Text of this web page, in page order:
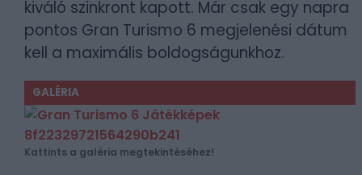
kiváló szinkront kapott. Már csak egy napra
pontos Gran Turismo 6 megjelenési dátum
kell a maximális boldogságunkhoz.
GALÉRIA
Kattints a galéria megtekintéséhez!